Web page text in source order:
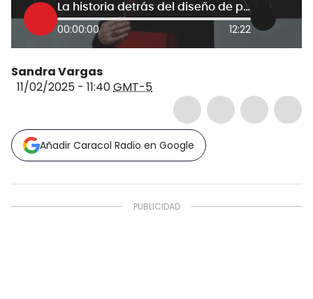
La historia detrás del diseño de producción de ‘Cónclave’, película nominada a los Óscar
00:00:00 12:22
Sandra Vargas
11/02/2025 - 11:40GMT-5
Añadir Caracol Radio en Google